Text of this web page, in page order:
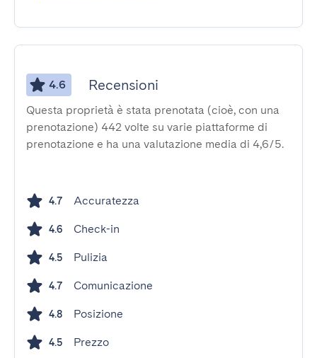
4.6 Recensioni
Questa proprietà è stata prenotata (cioè, con una
prenotazione) 442 volte su varie piattaforme di
prenotazione e ha una valutazione media di 4,6/5.
4.7 Accuratezza
4.6 Check-in
4.5 Pulizia
4.7 Comunicazione
4.8 Posizione
4.5 Prezzo